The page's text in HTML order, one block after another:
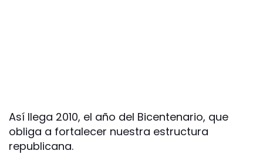
Así llega 2010, el año del Bicentenario, que
obliga a fortalecer nuestra estructura
republicana.